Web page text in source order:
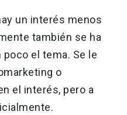
un interés menos
también se ha
el tema. Se le
o
el interés, pero a